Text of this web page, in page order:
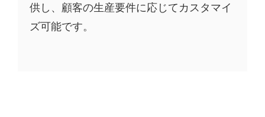
供し、顧客の生産要件に応じてカスタマイ
ズ可能です。